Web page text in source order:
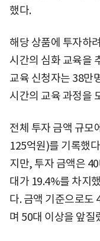
했다.
해당 상품에 투자하
시간의 심화 교육을
교육 신청자는 38만
시간의 교육 과정을
전체 투자 금액 규모
125억원)를 기록했
지만, 투자 금액은
대가 19.4%를 차지
다. 금액 기준으로도
며 50대 이상을 앞질